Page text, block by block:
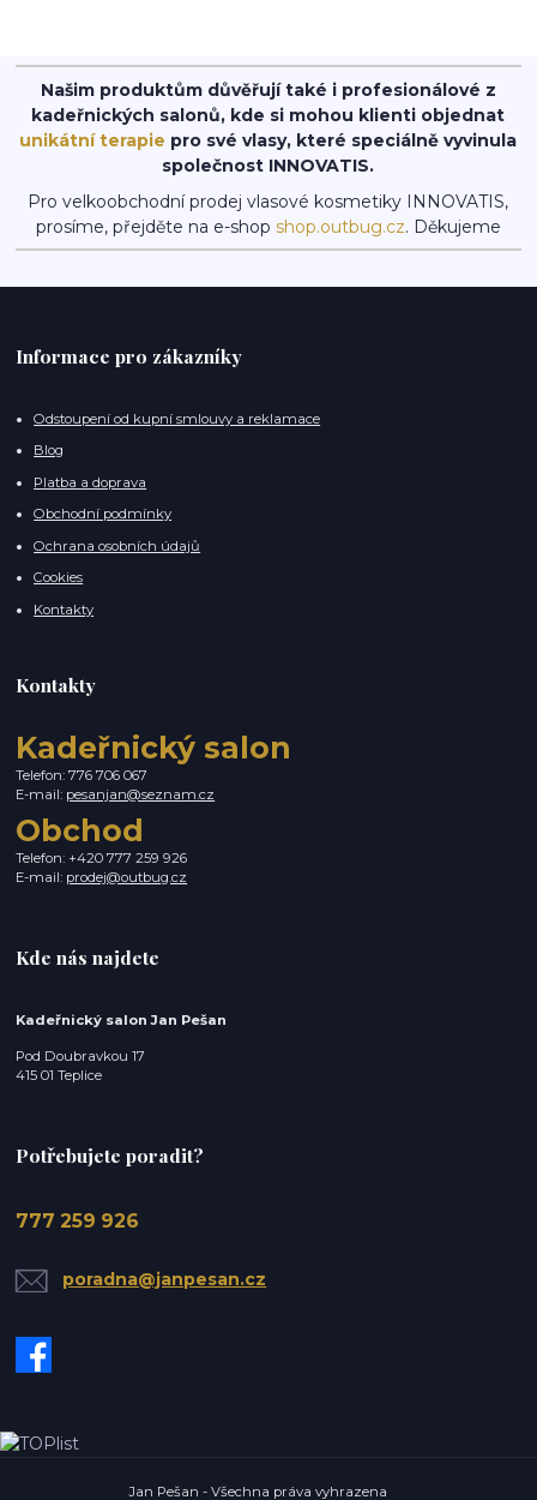
Našim produktům důvěřují také i profesionálové z
kadeřnických salonů, kde si mohou klienti objednat
unikátní terapie pro své vlasy, které speciálně vyvinula
společnost INNOVATIS.
Pro velkoobchodní prodej vlasové kosmetiky INNOVATIS,
prosíme, přejděte na e-shop shop.outbug.cz. Děkujeme
Informace pro zákazníky
Odstoupení od kupní smlouvy a reklamace
Blog
Platba a doprava
Obchodní podmínky
Ochrana osobních údajů
Cookies
Kontakty
Kontakty
Kadeřnický salon
Telefon: 776 706 067
E-mail: pesanjan@seznam.cz
Obchod
Telefon: +420 777 259 926
E-mail: prodej@outbug.cz
Kde nás najdete
Kadeřnický salon Jan Pešan
Pod Doubravkou 17
415 01 Teplice
Potřebujete poradit?
777 259 926
poradna@janpesan.cz
Jan Pešan - Všechna práva vyhrazena